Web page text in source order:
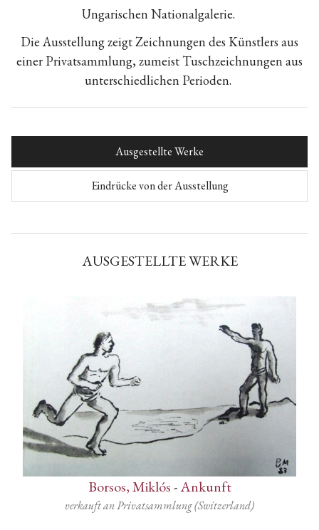
Ungarischen Nationalgalerie.
Die Ausstellung zeigt Zeichnungen des Künstlers aus
einer Privatsammlung, zumeist Tuschzeichnungen aus
unterschiedlichen Perioden.
Ausgestellte Werke
Eindrücke von der Ausstellung
AUSGESTELLTE WERKE
Borsos, Miklós-Ankunft
verkauft an Privatsammlung (Switzerland)